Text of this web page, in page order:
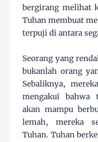
bergirang melihat
Tuhan membuat
terpuji di antara
Seorang yang
bukanlah orang
Sebaliknya,
mengakui bahwa
akan mampu
lemah, mereka
Tuhan. Tuhan